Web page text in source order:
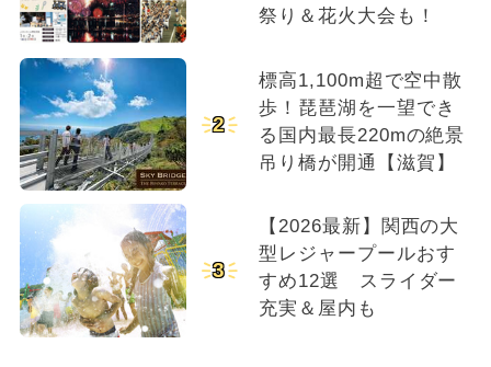
祭り＆花火大会も！
2
標高1,100m超で空中散
歩！琵琶湖を一望でき
る国内最長220mの絶景
吊り橋が開通【滋賀】
3
【2026最新】関西の大
型レジャープールおす
すめ12選 スライダー
充実＆屋内も